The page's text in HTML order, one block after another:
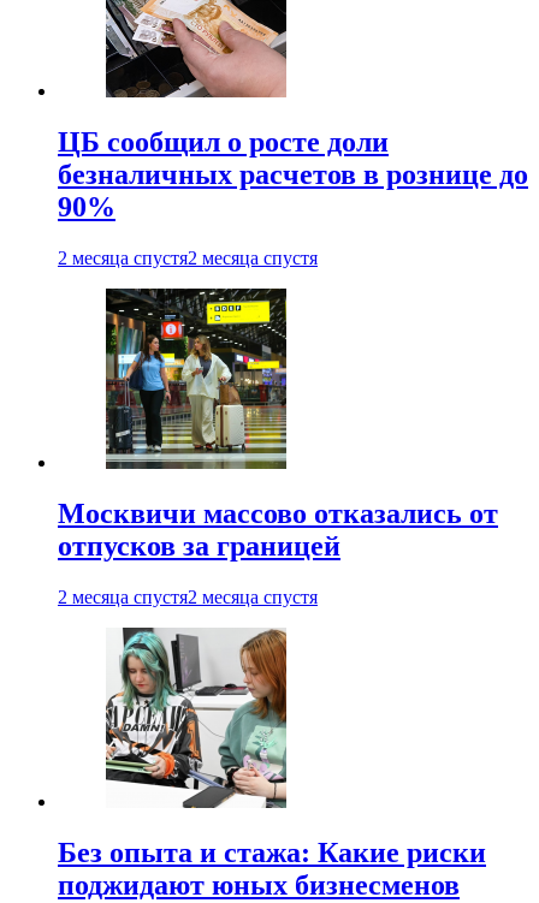
ЦБ сообщил о росте доли
безналичных расчетов в рознице до
90%
2 месяца спустя2 месяца спустя
Москвичи массово отказались от
отпусков за границей
2 месяца спустя2 месяца спустя
Без опыта и стажа: Какие риски
поджидают юных бизнесменов